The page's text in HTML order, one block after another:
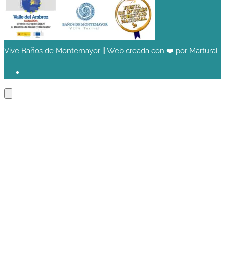
Vive Baños de Montemayor || Web creada con ❤️ por Martural